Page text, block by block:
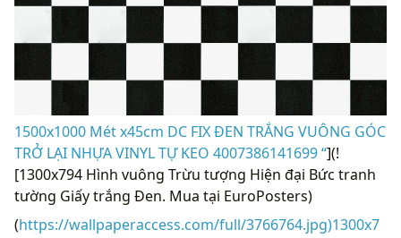
1500x1000 Mét x45cm DC FIX ĐEN TRẮNG VUÔNG GÓC
TRỞ LẠI NHỰA VINYL TỰ KEO 4007386141699 “](!
[1300x794 Hình vuông Trừu tượng Hiện đại Bức tranh
tường Giấy trắng Đen. Mua tại EuroPosters)
(https://wallpaperaccess.com/full/3766764.jpg)1300x7